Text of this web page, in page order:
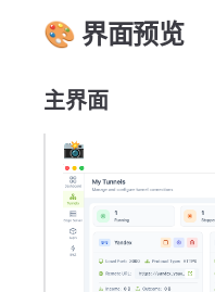
🎨 界面预览
主界面
📸